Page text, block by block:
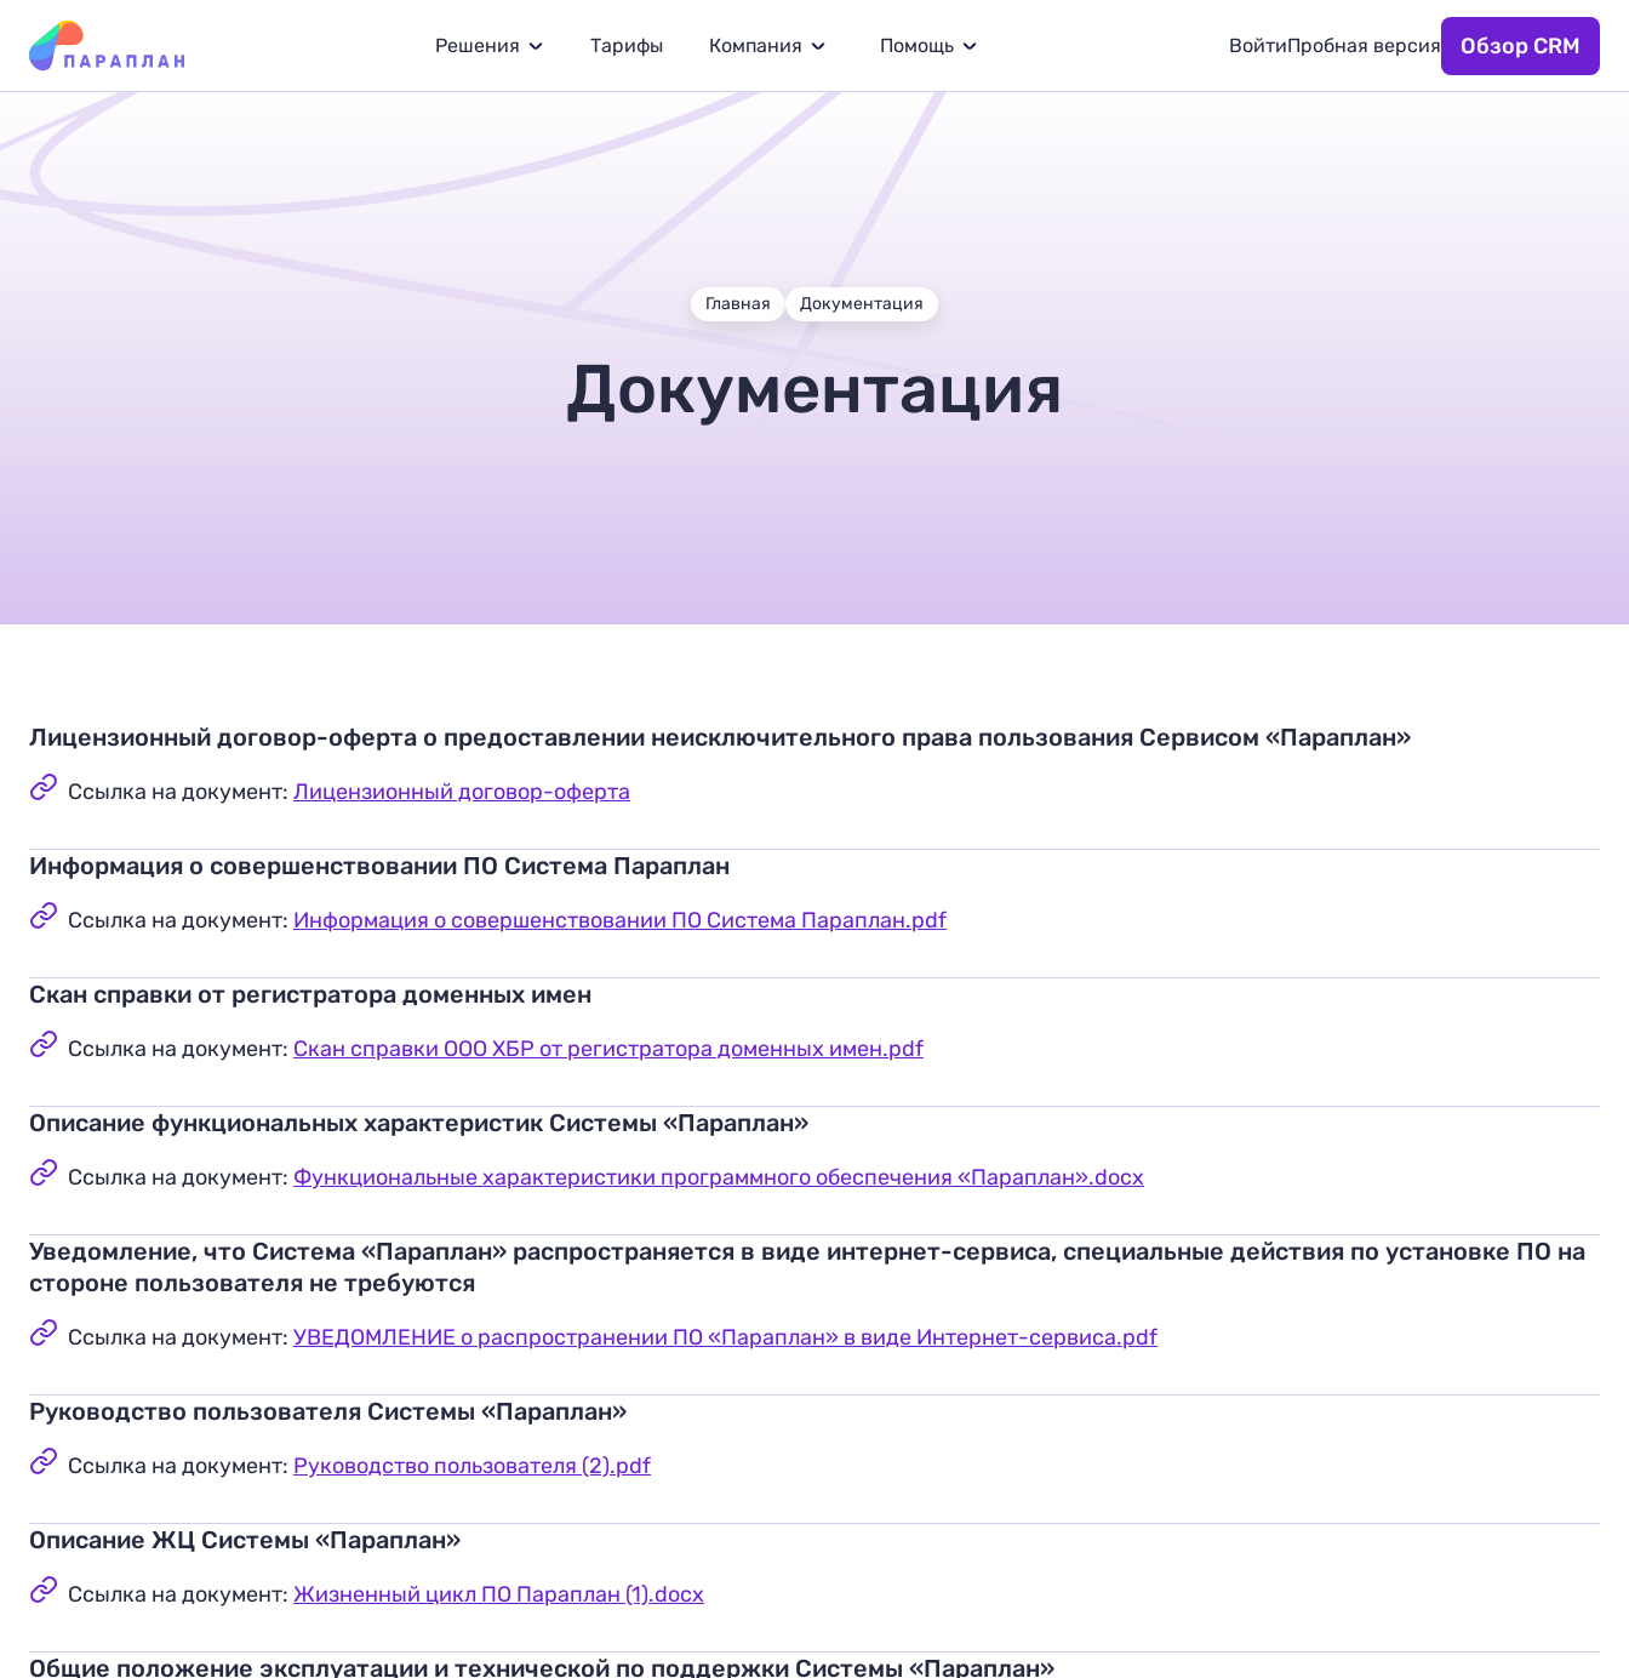
Решения Тарифы Компания Помощь ВойтиПробная версия Обзор CRM
Главная Документация
Документация
Лицензионный договор-оферта о предоставлении неисключительного права пользования Сервисом «Параплан»
Ссылка на документ: Лицензионный договор-оферта
Информация о совершенствовании ПО Система Параплан
Ссылка на документ: Информация о совершенствовании ПО Система Параплан.pdf
Скан справки от регистратора доменных имен
Ссылка на документ: Скан справки ООО ХБР от регистратора доменных имен.pdf
Описание функциональных характеристик Системы «Параплан»
Ссылка на документ: Функциональные характеристики программного обеспечения «Параплан».docx
Уведомление, что Система «Параплан» распространяется в виде интернет-сервиса, специальные действия по установке ПО на
стороне пользователя не требуются
Ссылка на документ: УВЕДОМЛЕНИЕ о распространении ПО «Параплан» в виде Интернет-сервиса.pdf
Руководство пользователя Системы «Параплан»
Ссылка на документ: Руководство пользователя (2).pdf
Описание ЖЦ Системы «Параплан»
Ссылка на документ: Жизненный цикл ПО Параплан (1).docx
Общие положение эксплуатации и технической по поддержки Системы «Параплан»